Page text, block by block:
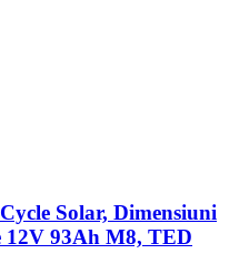
Solar, Dimensiuni
12V 93Ah M8, TED